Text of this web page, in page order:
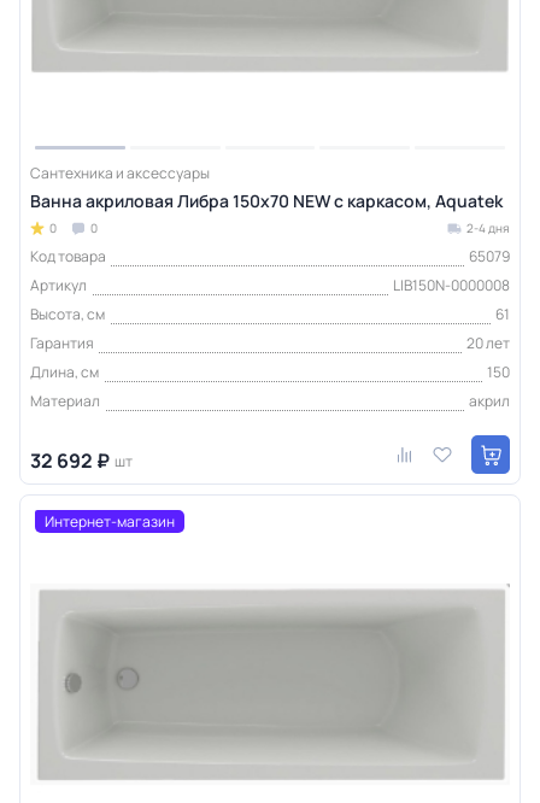
Сантехника и аксессуары
Ванна акриловая Либра 150x70 NEW с каркасом, Aquatek
0 0 2-4 дня
Код товара
65079
Артикул
LIB150N-0000008
Высота, см
61
Гарантия
20 лет
Длина, см
150
Материал
акрил
32 692 ₽ шт
Интернет-магазин